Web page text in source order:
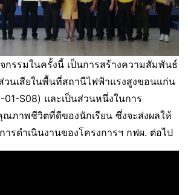
รมในครั้งนี้ เป็นการสร้างความสัมพันธ์
วนเสียในพื้นที่สถานีไฟฟ้าแรงสูงขอนแก่น
01-S08) และเป็นส่วนหนึ่งในการ
ภาพชีวิตที่ดีของนักเรียน ซึ่งจะส่งผลให้
ารดำเนินงานของโครงการฯ กฟผ. ต่อไป